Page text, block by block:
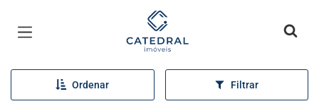
Página inicial
Ordenar Filtrar